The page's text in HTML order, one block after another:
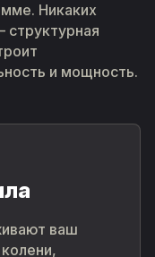
Никаких
и мощность.
ваш